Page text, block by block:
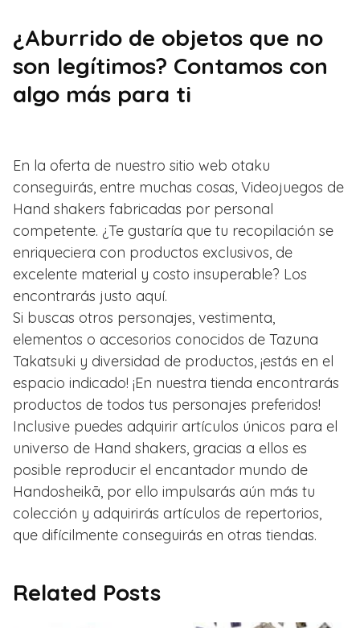
¿Aburrido de objetos que no
son legítimos? Contamos con
algo más para ti
En la oferta de nuestro sitio web otaku
conseguirás, entre muchas cosas, Videojuegos de
Hand shakers fabricadas por personal
competente. ¿Te gustaría que tu recopilación se
enriqueciera con productos exclusivos, de
excelente material y costo insuperable? Los
encontrarás justo aquí.
Si buscas otros personajes, vestimenta,
elementos o accesorios conocidos de Tazuna
Takatsuki y diversidad de productos, ¡estás en el
espacio indicado! ¡En nuestra tienda encontrarás
productos de todos tus personajes preferidos!
Inclusive puedes adquirir artículos únicos para el
universo de Hand shakers, gracias a ellos es
posible reproducir el encantador mundo de
Handosheikā, por ello impulsarás aún más tu
colección y adquirirás artículos de repertorios,
que difícilmente conseguirás en otras tiendas.
Related Posts